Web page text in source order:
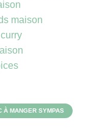
maison
À MANGER SYMPAS